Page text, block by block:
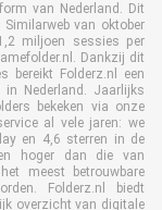
van Nederland. Dit
van oktober
miljoen sessies per
Dankzij dit
bereikt Folderz.nl een
Nederland. Jaarlijks
bekeken via onze
al vele jaren: we
en 4,6 sterren in de
hoger dan die van
meest betrouwbare
Folderz.nl biedt
overzicht van digitale